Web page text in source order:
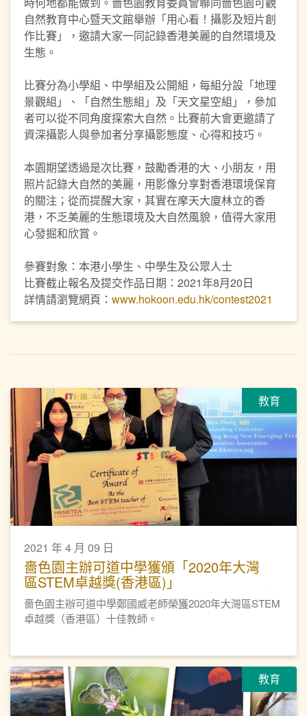
自然教育中心暨天文館舉辦「用心看！攝影及短片創
作比賽」，邀請大家一同記錄香港美麗的自然環境及
生態。
比賽分為小學組、中學組及公開組，每組分設「地理
景觀組」、「自然生態組」及「天文星空組」，參加
者可以從不同角度探索大自然。比賽前大會更邀請了
資深攝影人與參加者分享攝影態度、心得和技巧。
本園期望透過是次比賽，鼓勵香港的大、小朋友，用
照片記錄大自然的美麗，用影像分享對香港環境保育
的關注；從而提醒大家，其實在摩天大廈林立的香
港，不乏美麗的生態環境及大自然風貌，值得大家用
心發掘和欣賞。
參賽對象：本港小學生、中學生及公眾人士
比賽截止報名及提交作品日期：2021年8月20日
詳情請瀏覽網頁： www.hokoon.edu.hk/contest2021
教育
2021 年 4 月 09 日
嗇色園主辦可道中學獲頒「2020年大灣
區STEM卓越獎(香港區)」
嗇色園主辦可道中學鄭國威老師榮獲2020年大灣區STEM
卓越獎（香港區）十佳教師。
教育